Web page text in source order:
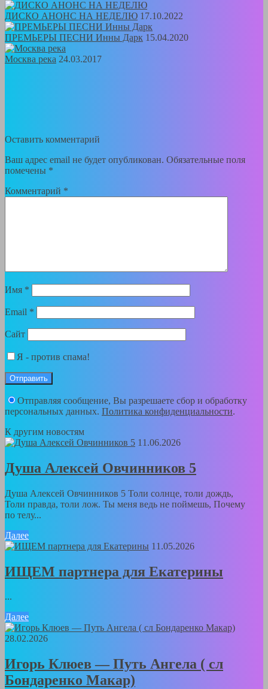
ДИСКО АНОНС НА НЕДЕЛЮ 17.10.2022
ПРЕМЬЕРЫ ПЕСНИ Инны Дарк 15.04.2020
Москва река 24.03.2017
Оставить комментарий
Ваш адрес email не будет опубликован. Обязательные поля
помечены *
Комментарий *
Имя *
Email *
Сайт
Я - против спама!
Отправляя сообщение, Вы разрешаете сбор и обработку
персональных данных. Политика конфиденциальности.
К другим новостям
11.06.2026
Душа Алексей Овчинников 5
Душа Алексей Овчинников 5 Толи солнце, толи дождь,
Толи правда, толи лож. Ты меня ведь не поймешь, Почему
по телу...
Далее
11.05.2026
ИЩЕМ партнера для Екатерины
...
Далее
28.02.2026
Игорь Клюев — Путь Ангела ( сл
Бондаренко Макар)